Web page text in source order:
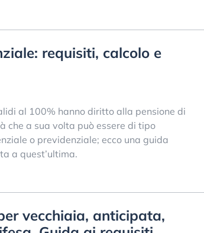
requisiti, calcolo e
al 100% hanno diritto alla pensione di
che a sua volta può essere di tipo
o previdenziale; ecco una guida
a quest’ultima.
vecchiaia, anticipata,